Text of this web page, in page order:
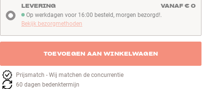
Op werkdagen voor 16:00 besteld, morgen bezorgd!
Op werkdagen voor 16:00 besteld, morgen bezorgd!.
Bekijk bezorgmethoden
LEVERING VANAF € 0
TOEVOEGEN AAN WINKELWAGEN
Prijsmatch - Wij matchen de concurrentie
60 dagen bedenktermijn